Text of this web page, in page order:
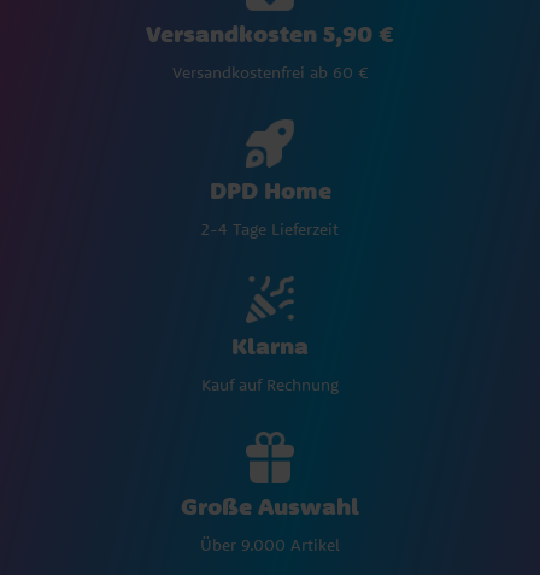
Versandkosten 5,90 €
Versandkostenfrei ab 60 €
DPD Home
2-4 Tage Lieferzeit
Klarna
Kauf auf Rechnung
Große Auswahl
Über 9.000 Artikel